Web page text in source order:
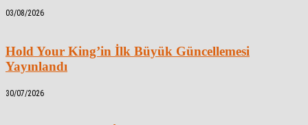
03/08/2026
Hold Your King’in İlk Büyük Güncellemesi
Yayınlandı
30/07/2026